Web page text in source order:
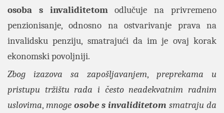
osoba s invaliditetomodlučuje na privremeno
penzionisanje, odnosno na ostvarivanje prava na
invalidsku penziju, smatrajući da im je ovaj korak
ekonomski povoljniji.
Zbog izazova sa zapošljavanjem, preprekama u
pristupu tržištu rada i često neadekvatnim radnim
uslovima, mnoge osobe s invaliditetom smatraju da